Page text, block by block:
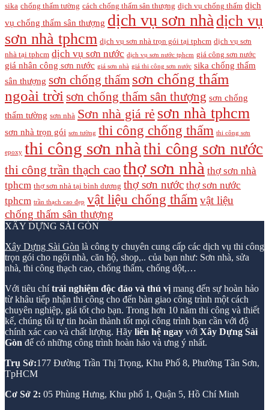
sika chống thấm tường cách chống thấm sân thượng dịch vụ chống thấm dịch
vụ chống thấm sân thượng dịch vụ sơn nhà dịch vụ
sơn nhà tphcm dịch vụ sơn nhà trọn gói tại tphcm dịch vụ sơn
nhà tại tphcm dịch vụ sơn nước dịch vụ sơn nước tphcm giá công sơn nước
giá nhân công sơn nước giá sơn nhà giá thi công sơn nước sika chống thấm
sân thượng sơn chống thấm sơn chống thấm
ngoài trời sơn chống thấm sân thượng sơn chống
thấm tường sơn nhà Sơn nhà giá rẻ sơn nhà tphcm
sơn nhà trọn gói sơn tường thi công chống thấm thi công sơn
epoxy thi công sơn nhà thi công sơn nước
thi công trần thạch cao thợ sơn nhà thợ sơn nhà
tphcm thợ sơn nhà tại bình dương thợ sơn nước thợ sơn nước
tphcm trần thạch cao đẹp vật liệu chống thấm vật liệu
chống thấm sân thượng
XÂY DỰNG SÀI GÒN
Xây Dựng Sài Gòn là công ty chuyên cung cấp các dịch vụ thi công
trọn gói cho ngôi nhà, căn hộ, shop,.. của bạn như: Sơn nhà, sửa
nhà, thi công thạch cao, chống thấm, chống dột,…
Với tiêu chítrải nghiệm độc đáo và thú vị mang đến sự hoàn hảo
từ khâu tiếp nhận thi công cho đến bàn giao công trình một cách
chuyên nghiệp, giá tốt cho bạn. Trong hơn 10 năm thi công và thiết
kế, chúng tôi tự tin hoàn thành tốt mọi công trình bạn cần với độ
chính xác cao và chất lượng. Hãy liên hệ ngay với Xây Dựng Sài
Gòn để có những công trình hoàn hảo và ưng ý nhất.
Trụ Sở:177 Đường Trần Thị Trọng, Khu Phố 8, Phường Tân Sơn,
TpHCM
Cơ Sở 2: 05 Phùng Hưng, Khu phố 1, Quận 5, Hồ Chí Minh